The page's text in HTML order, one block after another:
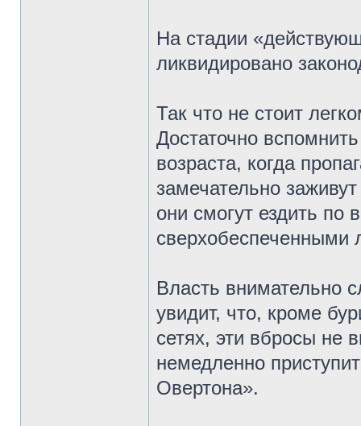
На стадии
ликвидировано
Так что не стоит
Достаточно
возраста, когда
замечательно
они смогут ездить по
сверхобеспеченными
Власть внимательно
увидит, что, кроме
сетях, эти вбросы не
немедленно
Овертона».